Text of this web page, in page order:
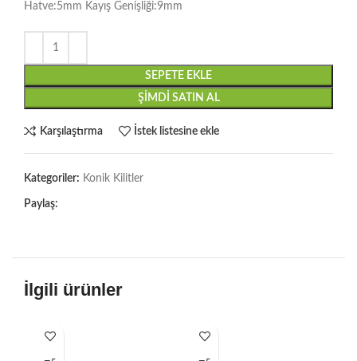
Hatve:5mm Kayış Genişliği:9mm
SEPETE EKLE
ŞIMDI SATIN AL
Karşılaştırma İstek listesine ekle
Kategoriler: Konik Kilitler
Paylaş:
İlgili ürünler